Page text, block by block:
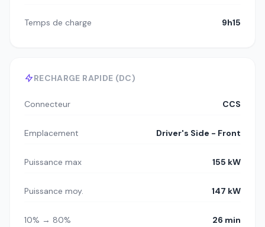
Temps de charge 9h15
RECHARGE RAPIDE (DC)
Connecteur CCS
Emplacement Driver's Side - Front
Puissance max 155 kW
Puissance moy. 147 kW
10% → 80% 26 min